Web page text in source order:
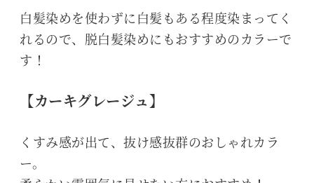
白髪染めを使わずに白髪もある程度染まってく
れるので、脱白髪染めにもおすすめのカラーで
す！
【カーキグレージュ】
くすみ感が出て、抜け感抜群のおしゃれカラ
ー。